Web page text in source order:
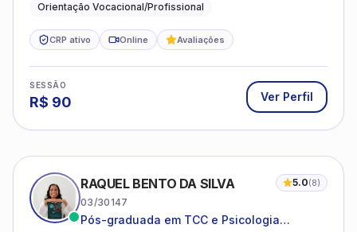
Orientação Vocacional/Profissional
CRP ativo Online Avaliações
SESSÃO
R$ 90 Ver Perfil
RAQUEL BENTO DA SILVA 5.0(8)
03/30147
Pós-graduada em TCC e Psicologia